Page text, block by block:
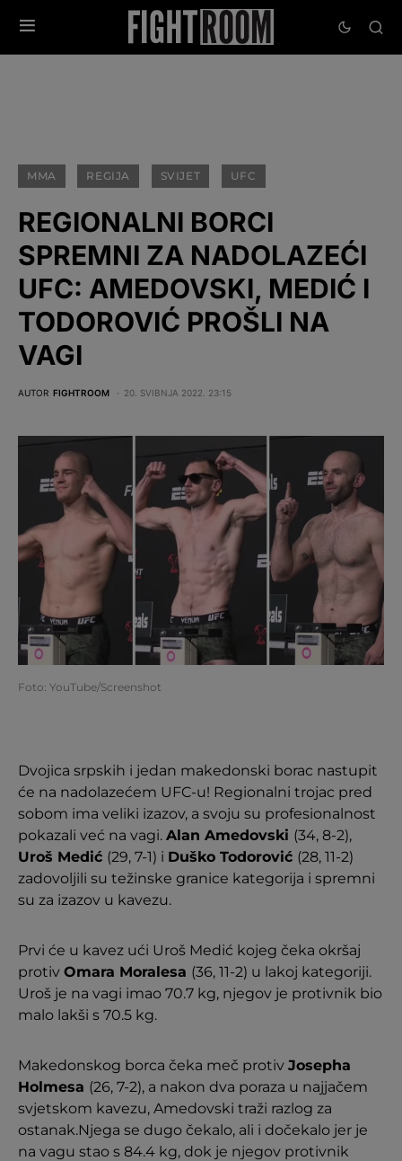
MMA REGIJA SVIJET UFC
REGIONALNI BORCI
SPREMNI ZA NADOLAZEĆI
UFC: AMEDOVSKI, MEDIĆ I
TODOROVIĆ PROŠLI NA
VAGI
AUTOR FIGHTROOM 20. SVIBNJA 2022. 23:15
Foto: YouTube/Screenshot
Dvojica srpskih i jedan makedonski borac nastupit
će na nadolazećem UFC-u! Regionalni trojac pred
sobom ima veliki izazov, a svoju su profesionalnost
pokazali već na vagi. Alan Amedovski (34, 8-2),
Uroš Medić (29, 7-1) i Duško Todorović (28, 11-2)
zadovoljili su težinske granice kategorija i spremni
su za izazov u kavezu.
Prvi će u kavez ući Uroš Medić kojeg čeka okršaj
protiv Omara Moralesa (36, 11-2) u lakoj kategoriji.
Uroš je na vagi imao 70.7 kg, njegov je protivnik bio
malo lakši s 70.5 kg.
Makedonskog borca čeka meč protiv Josepha
Holmesa (26, 7-2), a nakon dva poraza u najjačem
svjetskom kavezu, Amedovski traži razlog za
ostanak.Njega se dugo čekalo, ali i dočekalo jer je
na vagu stao s 84.4 kg, dok je njegov protivnik